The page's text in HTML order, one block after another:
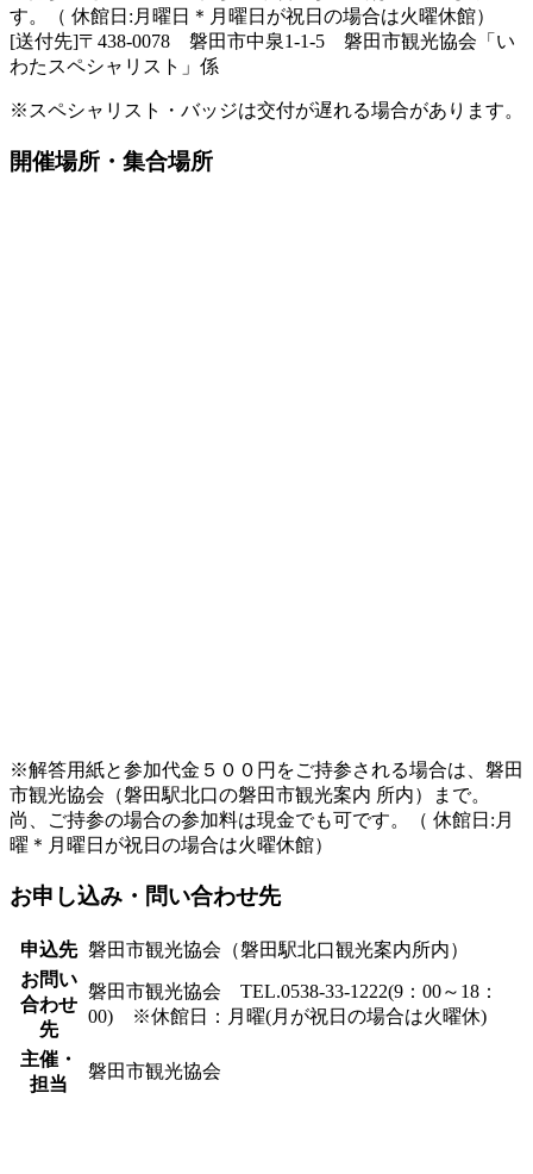
す。（ 休館日:月曜日＊月曜日が祝日の場合は火曜休館）
[送付先]〒438-0078 磐田市中泉1-1-5 磐田市観光協会「い
わたスペシャリスト」係
※スペシャリスト・バッジは交付が遅れる場合があります。
開催場所・集合場所
※解答用紙と参加代金５００円をご持参される場合は、磐田
市観光協会（磐田駅北口の磐田市観光案内 所内）まで。
尚、ご持参の場合の参加料は現金でも可です。（ 休館日:月
曜＊月曜日が祝日の場合は火曜休館）
お申し込み・問い合わせ先
申込先 磐田市観光協会（磐田駅北口観光案内所内）
お問い
合わせ
先
磐田市観光協会 TEL.0538-33-1222(9：00～18：
00) ※休館日：月曜(月が祝日の場合は火曜休)
主催・
担当
磐田市観光協会